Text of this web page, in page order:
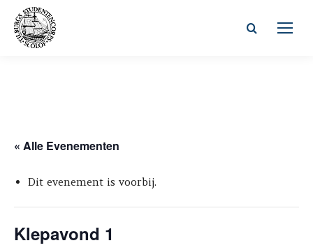
Zoeken:
« Alle Evenementen
Dit evenement is voorbij.
Klepavond 1